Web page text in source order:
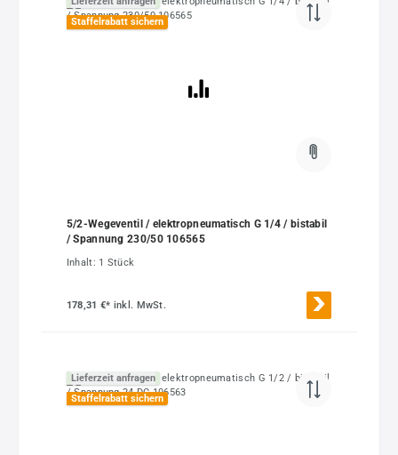
Staffelrabatt sichern
5/2-Wegeventil / elektropneumatisch G 1/4 / bistabil
/ Spannung 230/50 106565
Inhalt: 1 Stück
178,31 €* inkl. MwSt.
Lieferzeit anfragen
Staffelrabatt sichern